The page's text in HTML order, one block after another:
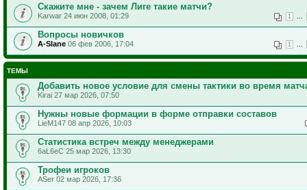
Скажите мне - зачем Лиге такие матчи?
1
Karwar 24 июн 2008, 01:29
Вопросы новичков
1
A-Slane 06 фев 2006, 17:04
ТЕМЫ
Добавить новое условие для смены тактики во время
Kirai 27 мар 2026, 07:50
Нужны новые формации в форме отправки составов
LieM147 08 апр 2026, 10:03
Статистика встреч между менеджерами
6aL6eC 25 мар 2026, 13:30
Трофеи игроков
ASer 02 мар 2026, 17:36